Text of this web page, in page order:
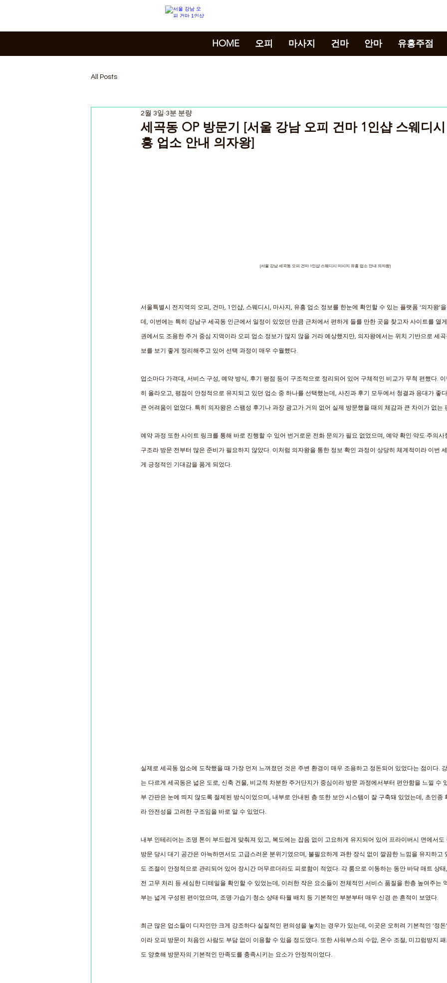
HOME 오피 마사지 건마 안마 유흥주점
All Posts
세곡동 OP 방문기 [서울 강남 오피 건마 1인샵 스웨디
흥 업소 안내 의자왕]
2월 3일 3분 분량
[서울 강남 세곡동 오피 건마 1인샵 스웨디시 마사지 유흥 업소 안내 의자왕]
서울특별시 전지역의 오피, 건마, 1인샵, 스웨디시, 마사지, 유흥 업소 정보를 한눈에 확인할 수 있는 플랫폼 ‘의자왕’
데, 이번에는 특히 강남구 세곡동 인근에서 일정이 있었던 만큼 근처에서 편하게 들를 만한 곳을 찾고자 사이트를 열
권에서도 조용한 주거 중심 지역이라 오피 업소 정보가 많지 않을 거라 예상했지만, 의자왕에서는 위치 기반으로 세
보를 보기 좋게 정리해주고 있어 선택 과정이 매우 수월했다.
업소마다 가격대, 서비스 구성, 예약 방식, 후기 평점 등이 구조적으로 정리되어 있어 구체적인 비교가 무척 편했다.
히 올라오고, 평점이 안정적으로 유지되고 있던 업소 중 하나를 선택했는데, 사진과 후기 모두에서 청결과 응대가 좋
큰 어려움이 없었다. 특히 의자왕은 스팸성 후기나 과장 광고가 거의 없어 실제 방문했을 때의 체감과 큰 차이가 없는
예약 과정 또한 사이트 링크를 통해 바로 진행할 수 있어 번거로운 전화 문의가 필요 없었으며, 예약 확인·약도·주의사
구조라 방문 전부터 많은 준비가 필요하지 않았다. 이처럼 의자왕을 통한 정보 확인 과정이 상당히 체계적이라 이번
게 긍정적인 기대감을 품게 되었다.
실제로 세곡동 업소에 도착했을 때 가장 먼저 느껴졌던 것은 주변 환경이 매우 조용하고 정돈되어 있었다는 점이다.
는 다르게 세곡동은 넓은 도로, 신축 건물, 비교적 차분한 주거단지가 중심이라 방문 과정에서부터 편안함을 느낄 수
부 간판은 눈에 띄지 않도록 절제된 방식이었으며, 내부로 안내된 층 또한 보안 시스템이 잘 구축돼 있었는데, 초인종
라 안전성을 고려한 구조임을 바로 알 수 있었다.
내부 인테리어는 조명 톤이 부드럽게 맞춰져 있고, 복도에는 잡음 없이 고요하게 유지되어 있어 프라이버시 면에서도
방문 당시 대기 공간은 아늑하면서도 고급스러운 분위기였으며, 불필요하게 과한 장식 없이 깔끔한 느낌을 유지하고
도 조절이 안정적으로 관리되어 있어 장시간 머무르더라도 피로함이 적었다. 각 룸으로 이동하는 동안 바닥 매트 상
전 고무 처리 등 세심한 디테일을 확인할 수 있었는데, 이러한 작은 요소들이 전체적인 서비스 품질을 한층 높여주는
부는 넓게 구성된 편이었으며, 조명·가습기·청소 상태·타월 배치 등 기본적인 부분부터 매우 신경 쓴 흔적이 보였다.
최근 많은 업소들이 디자인만 크게 강조하다 실질적인 편의성을 놓치는 경우가 있는데, 이곳은 오히려 기본적인 ‘정돈’
이라 오피 방문이 처음인 사람도 부담 없이 이용할 수 있을 정도였다. 또한 샤워부스의 수압, 온수 조절, 미끄럼방지
도 양호해 방문자의 기본적인 만족도를 충족시키는 요소가 안정적이었다.